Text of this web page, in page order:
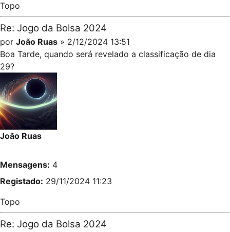
Topo
Re: Jogo da Bolsa 2024
por João Ruas » 2/12/2024 13:51
Boa Tarde, quando será revelado a classificação de dia
29?
João Ruas
Mensagens: 4
Registado: 29/11/2024 11:23
Topo
Re: Jogo da Bolsa 2024